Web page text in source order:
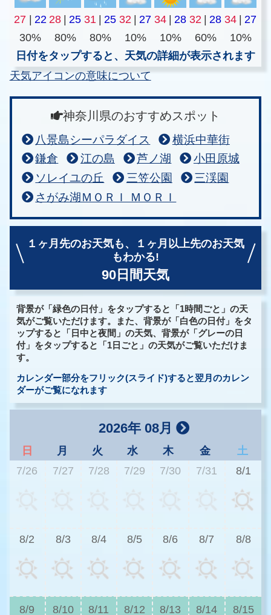
27 | 22 28 | 25 31 | 25 32 | 27 34 | 28 32 | 28 34 | 27
30%
80% 80% 10% 10% 60%
10%
日付をタップすると、天気の詳細が表示されます
天気アイコンの意味について
神奈川県のおすすめスポット
八景島シーパラダイス
横浜中華街
鎌倉
江の島 芦ノ湖
小田原城
ソレイユの丘
三笠公園
三渓園
さがみ湖ＭＯＲＩ ＭＯＲＩ
１ヶ月先のお天気も、
１ヶ月以上先のお天気
もわかる!
90日間天気
背景が「緑色の日付」をタップすると「1時間ごと」の天
気がご覧いただけます。また、背景が「白色の日付」をタ
ップすると「日中と夜間」の天気、背景が「グレーの日
付」をタップすると「1日ごと」の天気がご覧いただけま
す。
カレンダー部分をフリック(スライド)すると翌月のカレン
ダーがご覧になれます
2026年 08月
日 月 火 水 木 金
土
7/26
7/27 7/28 7/29 7/30 7/31 8/1
8/2 8/3 8/4 8/5 8/6 8/7 8/8
8/9 8/10 8/11 8/12 8/13 8/14 8/15